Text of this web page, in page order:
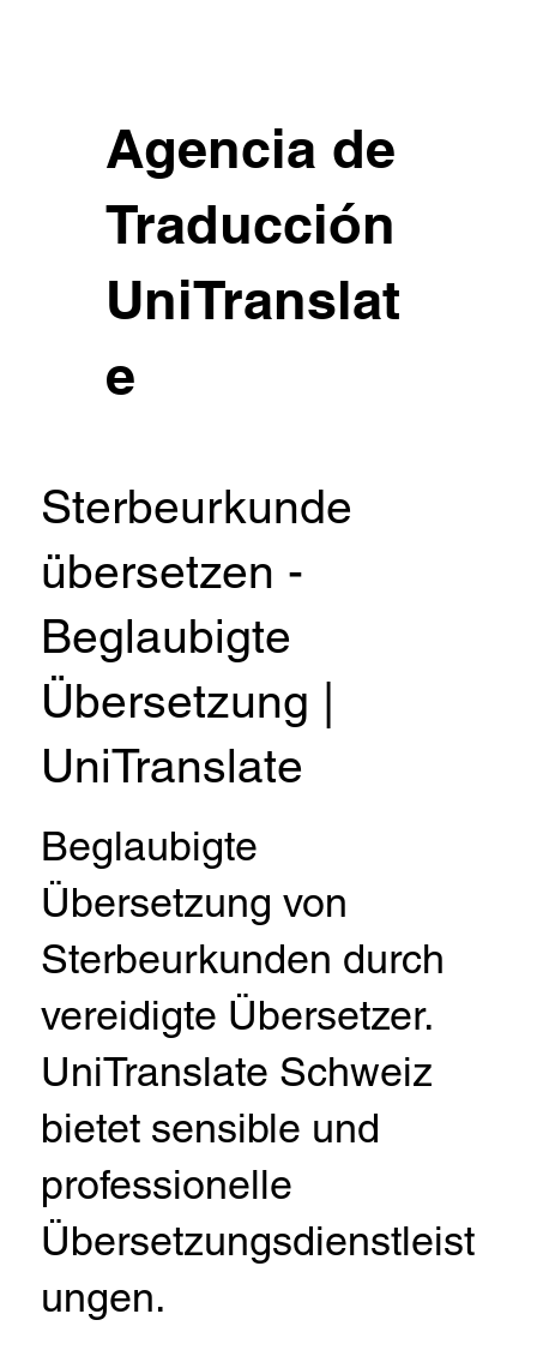
Agencia de
Traducción
UniTranslat
e
Sterbeurkunde
übersetzen -
Beglaubigte
Übersetzung |
UniTranslate
Beglaubigte
Übersetzung von
Sterbeurkunden durch
vereidigte Übersetzer.
UniTranslate Schweiz
bietet sensible und
professionelle
Übersetzungsdienstleist
ungen.